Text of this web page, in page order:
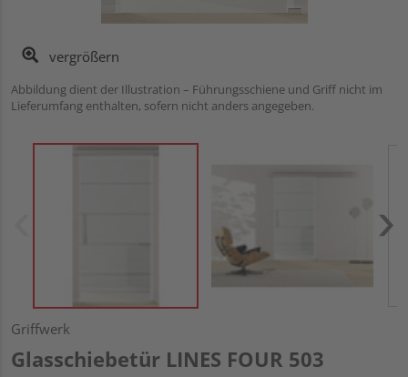
vergrößern
Abbildung dient der Illustration – Führungsschiene und Griff nicht im
Lieferumfang enthalten, sofern nicht anders angegeben.
Griffwerk
Glasschiebetür LINES FOUR 503